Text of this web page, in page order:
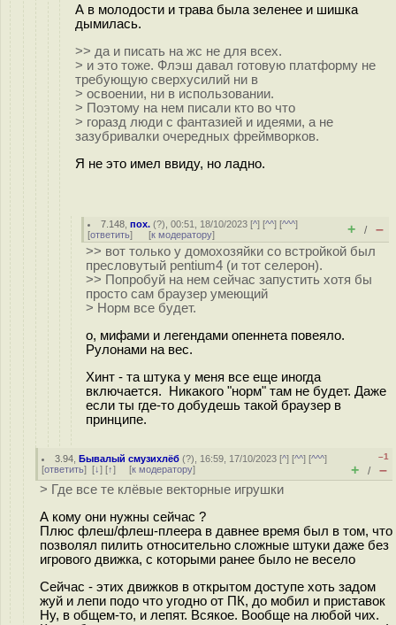
А в молодости и трава была зеленее и шишка
дымилась.
>> да и писать на жс не для всех.
> и это тоже. Флэш давал готовую платформу не
требующую сверхусилий ни в
> освоении, ни в использовании.
> Поэтому на нем писали кто во что
> горазд люди с фантазией и идеями, а не
зазубривалки очередных фреймворков.
Я не это имел ввиду, но ладно.
7.148 ,пох. (?), 00:51, 18/10/2023 [^] [^^] [^^^]
[ответить] [к модератору] + / –
>> вот только у домохозяйки со встройкой был
пресловутый pentium4 (и тот селерон).
>> Попробуй на нем сейчас запустить хотя бы
просто сам браузер умеющий
> Норм все будет.
о, мифами и легендами опеннета повеяло.
Рулонами на вес.
Хинт - та штука у меня все еще иногда
включается. Никакого "норм" там не будет. Даже
если ты где-то добудешь такой браузер в
принципе.
3.94 ,Бывалый смузихлёб (?), 16:59, 17/10/2023 [^] [^^] [^^^]
[ответить] [↓] [↑] [к модератору]
–1
+ / –
> Где все те клёвые векторные игрушки
А кому они нужны сейчас ?
Плюс флеш/флеш-плеера в давнее время был в том, что
позволял пилить относительно сложные штуки даже без
игрового движка, с которыми ранее было не весело
Сейчас - этих движков в открытом доступе хоть задом
жуй и лепи подо что угодно от ПК, до мобил и приставок
Ну, в общем-то, и лепят. Всякое. Вообще на любой чих.